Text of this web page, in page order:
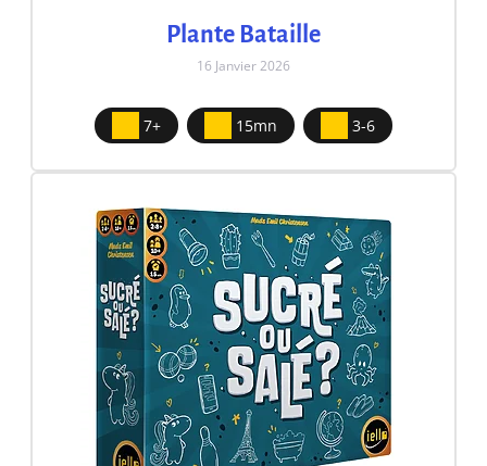
Plante Bataille
16 Janvier 2026
7+ 15mn 3-6